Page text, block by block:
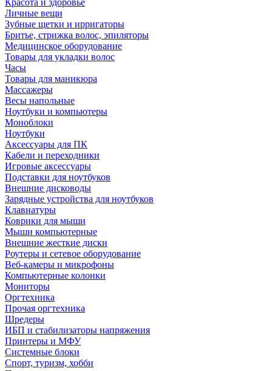
Красота и здоровье
Личные вещи
Зубные щетки и ирригаторы
Бритье, стрижка волос, эпиляторы
Медицинское оборудование
Товары для укладки волос
Часы
Товары для маникюра
Массажеры
Весы напольные
Ноутбуки и компьютеры
Моноблоки
Ноутбуки
Аксессуары для ПК
Кабели и переходники
Игровые аксессуары
Подставки для ноутбуков
Внешние дисководы
Зарядные устройства для ноутбуков
Клавиатуры
Коврики для мыши
Мыши компьютерные
Внешние жесткие диски
Роутеры и сетевое оборудование
Веб-камеры и микрофоны
Компьютерные колонки
Мониторы
Оргтехника
Прочая оргтехника
Шредеры
ИБП и стабилизаторы напряжения
Принтеры и МФУ
Системные блоки
Спорт, туризм, хобби